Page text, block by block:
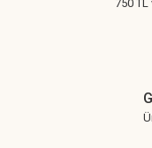
750 TL